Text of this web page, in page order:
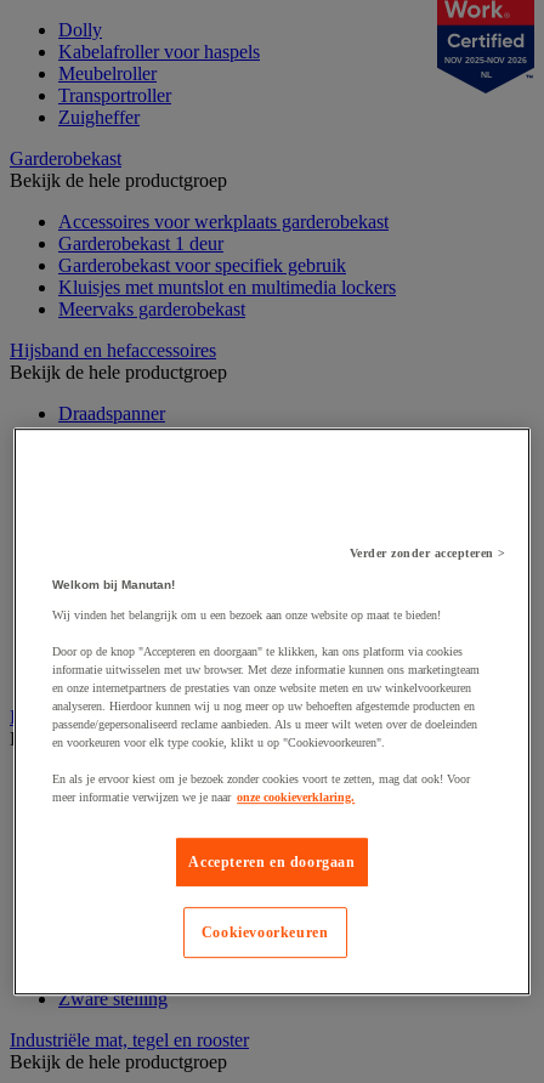
Dolly
Kabelafroller voor haspels
Meubelroller
Transportroller
Zuigheffer
Garderobekast
Bekijk de hele productgroep
Accessoires voor werkplaats garderobekast
Garderobekast 1 deur
Garderobekast voor specifiek gebruik
Kluisjes met muntslot en multimedia lockers
Meervaks garderobekast
Hijsband en hefaccessoires
Bekijk de hele productgroep
Draadspanner
Harpsluiting
Kopschakel en snelschakel
Sjorband en trekstang
Stalen ketting
Touw en draad
Industriële en magazijnstellingen
Bekijk de hele productgroep
Doorschuifstelling en doorrolstelling
Draagarmstelling voor lange lasten
Middelzware stelling
Rek voor haspels en spoelen
Stelling voor detail- en groothandel
Stellingen voor de automobielindustrie
Zware stelling
Industriële mat, tegel en rooster
Bekijk de hele productgroep
NOV 2025-NOV 2026
NL
Verder zonder accepteren >
Welkom bij Manutan!
Wij vinden het belangrijk om u een bezoek aan onze website op maat te bieden!
Door op de knop "Accepteren en doorgaan" te klikken, kan ons platform via cookies
informatie uitwisselen met uw browser. Met deze informatie kunnen ons marketingteam
en onze internetpartners de prestaties van onze website meten en uw winkelvoorkeuren
analyseren. Hierdoor kunnen wij u nog meer op uw behoeften afgestemde producten en
passende/gepersonaliseerd reclame aanbieden. Als u meer wilt weten over de doeleinden
en voorkeuren voor elk type cookie, klikt u op "Cookievoorkeuren".
En als je ervoor kiest om je bezoek zonder cookies voort te zetten, mag dat ook! Voor
meer informatie verwijzen we je naar onze cookieverklaring.
Accepteren en doorgaan
Cookievoorkeuren